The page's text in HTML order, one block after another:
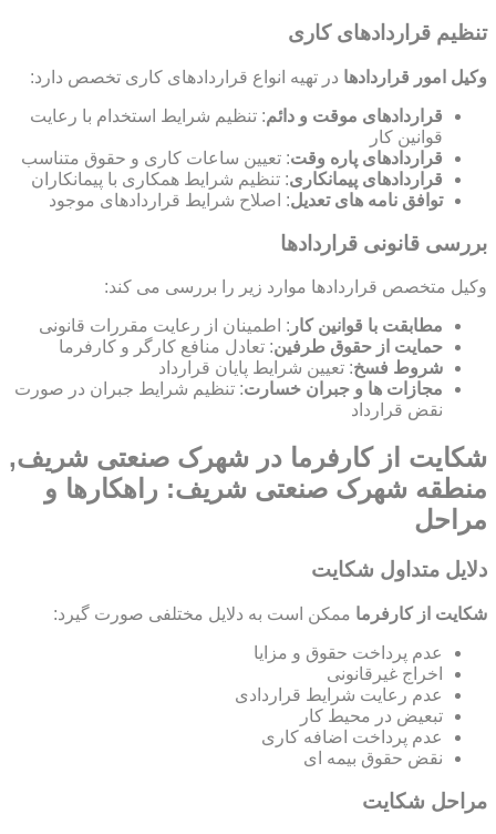
تنظیم قراردادهای کاری
وکیل امور قراردادها در تهیه انواع قراردادهای کاری تخصص دارد:
قراردادهای موقت و دائم: تنظیم شرایط استخدام با رعایت
قوانین کار
قراردادهای پاره وقت: تعیین ساعات کاری و حقوق متناسب
قراردادهای پیمانکاری: تنظیم شرایط همکاری با پیمانکاران
توافق نامه های تعدیل: اصلاح شرایط قراردادهای موجود
بررسی قانونی قراردادها
وکیل متخصص قراردادها موارد زیر را بررسی می کند:
مطابقت با قوانین کار : اطمینان از رعایت مقررات قانونی
حمایت از حقوق طرفین: تعادل منافع کارگر و کارفرما
شروط فسخ: تعیین شرایط پایان قرارداد
مجازات ها و جبران خسارت: تنظیم شرایط جبران در صورت
نقض قرارداد
شکایت از کارفرما در شهرک صنعتی شریف,
منطقه شهرک صنعتی شریف: راهکارها و
مراحل
دلایل متداول شکایت
شکایت از کارفرما ممکن است به دلایل مختلفی صورت گیرد:
عدم پرداخت حقوق و مزایا
اخراج غیرقانونی
عدم رعایت شرایط قراردادی
تبعیض در محیط کار
عدم پرداخت اضافه کاری
نقض حقوق بیمه ای
مراحل شکایت